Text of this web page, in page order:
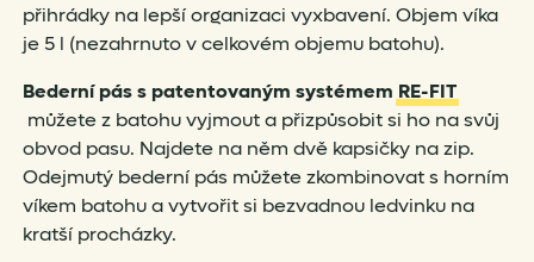
přihrádky na lepší organizaci vyxbavení. Objem víka
je 5 l (nezahrnuto v celkovém objemu batohu).
Bederní pás s patentovaným systémem RE-FIT
můžete z batohu vyjmout a přizpůsobit si ho na svůj
obvod pasu. Najdete na něm dvě kapsičky na zip.
Odejmutý bederní pás můžete zkombinovat s horním
víkem batohu a vytvořit si bezvadnou ledvinku na
kratší procházky.